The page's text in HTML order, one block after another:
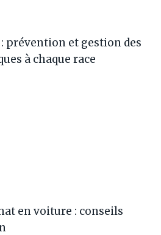
prévention et gestion des
à chaque race
en voiture : conseils